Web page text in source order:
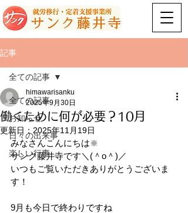
記事
全ての記事
お知らせ
日々の出来事
楽しい行事
全ての記事
働くために何が必要？10月
himawarisanku
2025年9月30日
更新日： 2025年11月19日
みなさんこんにちは🔆
サンク藤井寺です＼(＾o＾)／
いつもご覧いただきありがとうございま
す！
9月も今日で終わりですね